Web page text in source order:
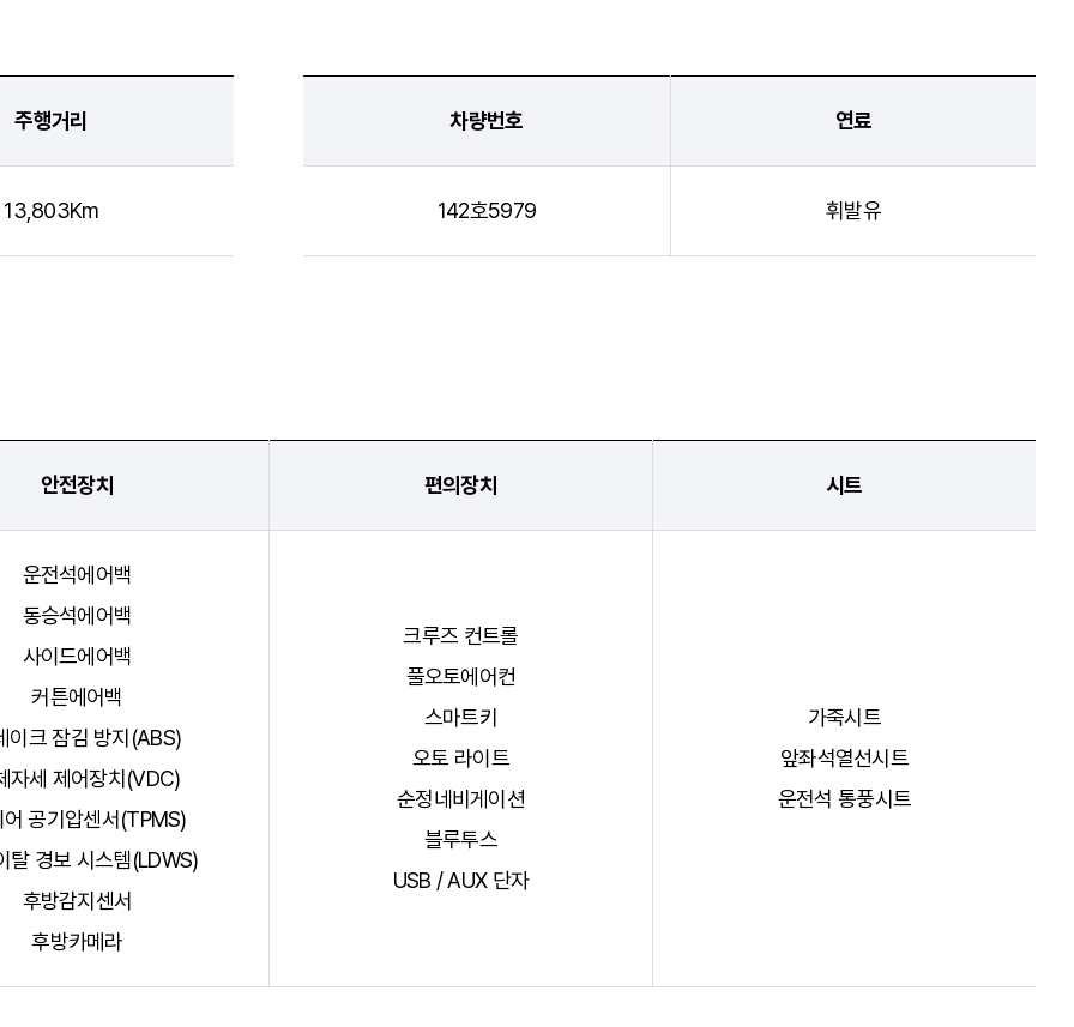
주행거리
13,803Km
차량번호 연료
142호5979 휘발유
안전장치 편의장치 시트
운전석에어백
동승석에어백
사이드에어백
커튼에어백
이크 잠김 방지(ABS)
자세 제어장치(VDC)
어 공기압센서(TPMS)
탈 경보 시스템(LDWS)
후방감지센서
후방카메라
크루즈 컨트롤
풀오토에어컨
스마트키
오토 라이트
순정네비게이션
블루투스
USB / AUX 단자
가죽시트
앞좌석열선시트
운전석 통풍시트